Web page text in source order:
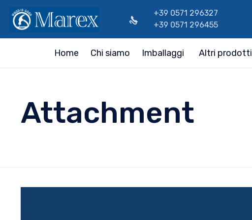
+39 0571 296327
+39 0571 296455
Home Chi siamo Imballaggi Altri prodotti
Attachment